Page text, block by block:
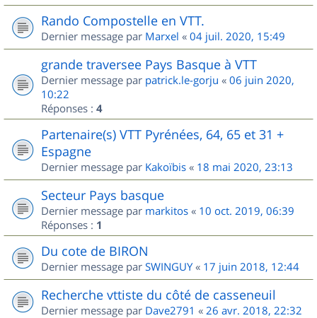
Rando Compostelle en VTT.
Dernier message par Marxel « 04 juil. 2020, 15:49
grande traversee Pays Basque à VTT
Dernier message par patrick.le-gorju « 06 juin 2020,
10:22
Réponses : 4
Partenaire(s) VTT Pyrénées, 64, 65 et 31 +
Espagne
Dernier message par Kakoïbis « 18 mai 2020, 23:13
Secteur Pays basque
Dernier message par markitos « 10 oct. 2019, 06:39
Réponses : 1
Du cote de BIRON
Dernier message par SWINGUY« 17 juin 2018, 12:44
Recherche vttiste du côté de casseneuil
Dernier message par Dave2791 « 26 avr. 2018, 22:32